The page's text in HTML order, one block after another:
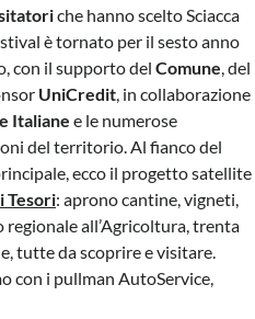
che hanno scelto Sciacca
è tornato per il sesto anno
con il supporto delComune , del
UniCredit , in collaborazione
Italiane e le numerose
del territorio. Al fianco del
ecco il progetto satellite
Tesori: aprono cantine, vigneti,
regionale all’Agricoltura, trenta
tutte da scoprire e visitare.
con i pullman AutoService,